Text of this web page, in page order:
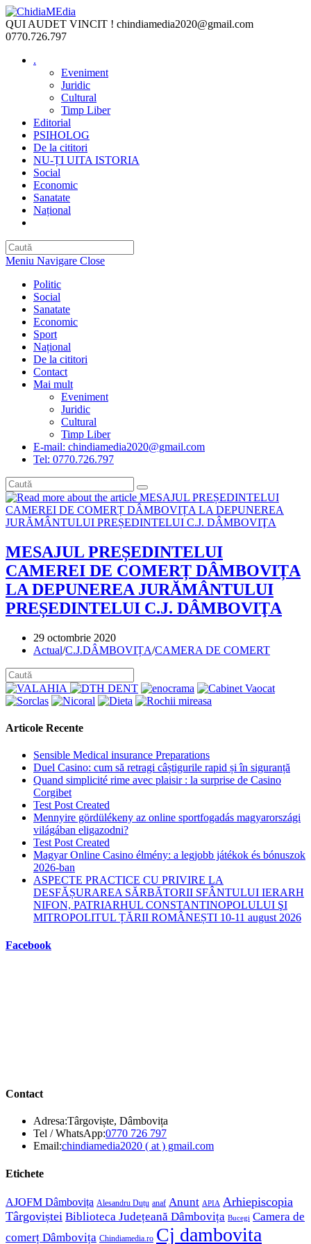
Skip
to
content
QUI AUDET VINCIT ! chindiamedia2020@gmail.com
0770.726.797
.
Eveniment
Juridic
Cultural
Timp Liber
Editorial
PSIHOLOG
De la cititori
NU-ȚI UITA ISTORIA
Social
Economic
Sanatate
Național
Meniu Navigare Close
Politic
Social
Sanatate
Economic
Sport
Național
De la cititori
Contact
Mai mult
Eveniment
Juridic
Cultural
Timp Liber
E-mail: chindiamedia2020@gmail.com
Tel: 0770.726.797
MESAJUL PREȘEDINTELUI
CAMEREI DE COMERȚ DÂMBOVIȚA
LA DEPUNEREA JURĂMÂNTULUI
PREȘEDINTELUI C.J. DÂMBOVIŢA
Post
published:
29 octombrie 2020
Post
Actual/C.J.DÂMBOVIȚA/CAMERA DE COMERT
Articole Recente
Sensible Medical insurance Preparations
Duel Casino: cum să retragi câștigurile rapid și în siguranță
Quand simplicité rime avec plaisir : la surprise de Casino
Corgibet
Test Post Created
Mennyire gördülékeny az online sportfogadás magyarországi
világában eligazodni?
Test Post Created
Magyar Online Casino élmény: a legjobb játékok és bónuszok
2026-ban
ASPECTE PRACTICE CU PRIVIRE LA
DESFĂȘURAREA SĂRBĂTORII SFÂNTULUI IERARH
NIFON, PATRIARHUL CONSTANTINOPOLULUI ŞI
MITROPOLITUL ȚĂRII ROMÂNEȘTI 10-11 august 2026
Facebook
Contact
Adresa:Târgoviște, Dâmbovița
Tel / WhatsApp:0770 726 797Opens
in
Email:chindiamedia2020 ( at ) gmail.comOpens
Etichete
AJOFM Dâmbovița Alesandru Duțu anaf Anunt APIA Arhiepiscopia
Târgoviștei Biblioteca Județeană Dâmbovița Bucegi Camera de
comerț Dâmbovița Chindiamedia.ro Cj dambovita